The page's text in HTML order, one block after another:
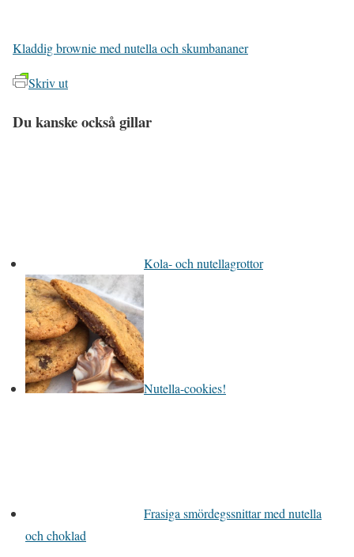
Kladdig brownie med nutella och skumbananer
Skriv ut
Du kanske också gillar
Kola- och nutellagrottor
Nutella-cookies!
Frasiga smördegssnittar med nutella
och choklad